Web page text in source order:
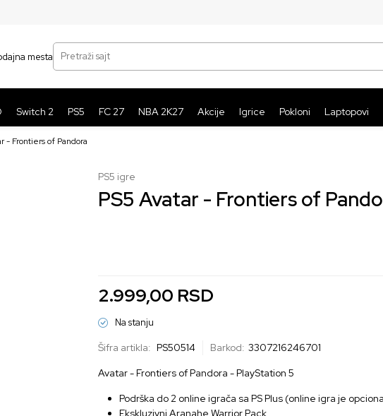
BESPLATNA
mesta
Pretraži sajt
Switch 2 PS5 FC 27 NBA 2K27 Akcije Igrice Pokloni Laptopovi
- Frontiers of Pandora
PS5 igre
PS5 Avatar - Frontiers of
2.999,00 RSD
Na stanju
Šifra artikla: PS50514 Barkod: 3307216246701
Avatar - Frontiers of Pandora - PlayStation 5
Podrška do 2 online igrača sa PS Plus (online igra je
Ekskluzivni Aranahe Warrior Pack